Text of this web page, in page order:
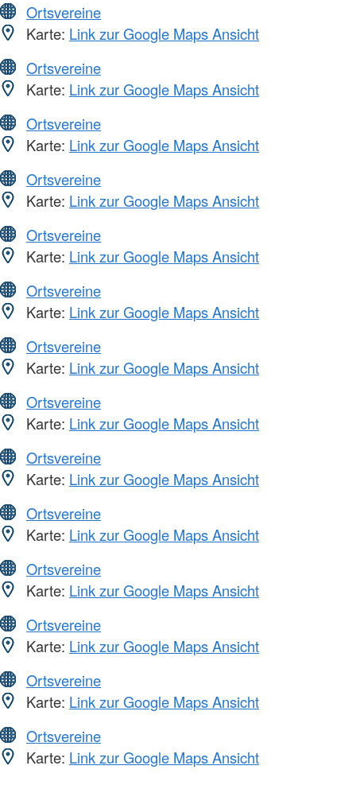
Ortsvereine
Karte: Link zur Google Maps Ansicht
Ortsvereine
Karte: Link zur Google Maps Ansicht
Ortsvereine
Karte: Link zur Google Maps Ansicht
Ortsvereine
Karte: Link zur Google Maps Ansicht
Ortsvereine
Karte: Link zur Google Maps Ansicht
Ortsvereine
Karte: Link zur Google Maps Ansicht
Ortsvereine
Karte: Link zur Google Maps Ansicht
Ortsvereine
Karte: Link zur Google Maps Ansicht
Ortsvereine
Karte: Link zur Google Maps Ansicht
Ortsvereine
Karte: Link zur Google Maps Ansicht
Ortsvereine
Karte: Link zur Google Maps Ansicht
Ortsvereine
Karte: Link zur Google Maps Ansicht
Ortsvereine
Karte: Link zur Google Maps Ansicht
Ortsvereine
Karte: Link zur Google Maps Ansicht